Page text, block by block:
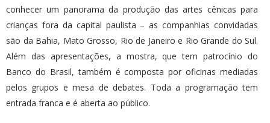
conhecer um panorama da produção das artes cênicas para
crianças fora da capital paulista – as companhias convidadas
são da Bahia, Mato Grosso, Rio de Janeiro e Rio Grande do Sul.
Além das apresentações, a mostra, que tem patrocínio do
Banco do Brasil, também é composta por oficinas mediadas
pelos grupos e mesa de debates. Toda a programação tem
entrada franca e é aberta ao público.